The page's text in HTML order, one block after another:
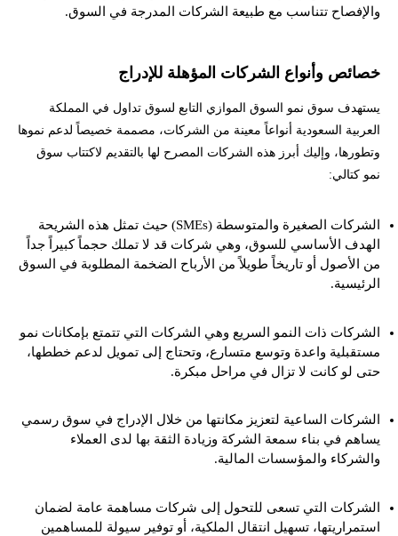
والإفصاح تتناسب مع طبيعة الشركات المدرجة في السوق.
خصائص وأنواع الشركات المؤهلة للإدراج
يستهدف سوق نمو السوق الموازي التابع لسوق تداول في المملكة
العربية السعودية أنواعاً معينة من الشركات، مصممة خصيصاً لدعم نموها
وتطورها، وإليك أبرز هذه الشركات المصرح لها بالتقديم لاكتتاب سوق
نمو كتالي:
الشركات الصغيرة والمتوسطة (SMEs) حيث تمثل هذه الشريحة
الهدف الأساسي للسوق، وهي شركات قد لا تملك حجماً كبيراً جداً
من الأصول أو تاريخاً طويلاً من الأرباح الضخمة المطلوبة في السوق
الرئيسية.
الشركات ذات النمو السريع وهي الشركات التي تتمتع بإمكانات نمو
مستقبلية واعدة وتوسع متسارع، وتحتاج إلى تمويل لدعم خططها،
حتى لو كانت لا تزال في مراحل مبكرة.
الشركات الساعية لتعزيز مكانتها من خلال الإدراج في سوق رسمي
يساهم في بناء سمعة الشركة وزيادة الثقة بها لدى العملاء
والشركاء والمؤسسات المالية.
الشركات التي تسعى للتحول إلى شركات مساهمة عامة لضمان
استمراريتها، تسهيل انتقال الملكية، أو توفير سيولة للمساهمين